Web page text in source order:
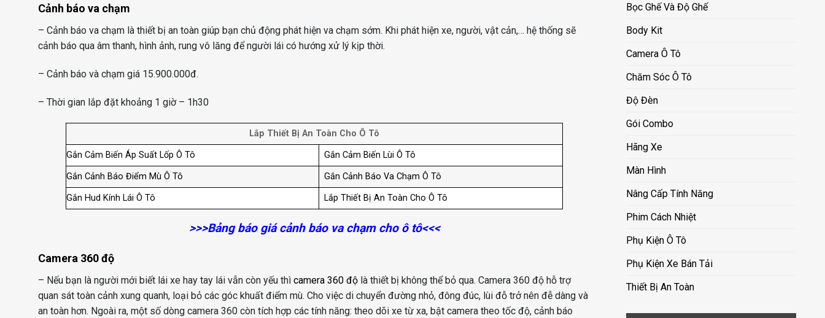
Cảnh báo va chạm
– Cảnh báo va chạm là thiết bị an toàn giúp bạn chủ động phát hiện va chạm sớm. Khi phát hiện xe, người, vật cản,… hệ thống sẽ
cảnh báo qua âm thanh, hình ảnh, rung vô lăng để người lái có hướng xử lý kịp thời.
– Cảnh báo và chạm giá 15.900.000đ.
– Thời gian lắp đặt khoảng 1 giờ – 1h30
Lắp Thiết Bị An Toàn Cho Ô Tô
Gắn Cảm Biến Áp Suất Lốp Ô Tô Gắn Cảm Biến Lùi Ô Tô
Gắn Cảnh Báo Điểm Mù Ô Tô Gắn Cảnh Báo Va Chạm Ô Tô
Gắn Hud Kính Lái Ô Tô Lắp Thiết Bị An Toàn Cho Ô Tô
>>>Bảng báo giá cảnh báo va chạm cho ô tô<<<
Camera 360 độ
– Nếu bạn là người mới biết lái xe hay tay lái vẫn còn yếu thì camera 360 độ là thiết bị không thể bỏ qua. Camera 360 độ hỗ trợ
quan sát toàn cảnh xung quanh, loại bỏ các góc khuất điểm mù. Cho việc di chuyển đường nhỏ, đông đúc, lùi đỗ trở nên đễ dàng và
an toàn hơn. Ngoài ra, một số dòng camera 360 còn tích hợp các tính năng: theo dõi xe từ xa, bật camera theo tốc độ, cảnh báo
Bọc Ghế Và Độ Ghế
Body Kit
Camera Ô Tô
Chăm Sóc Ô Tô
Độ Đèn
Gói Combo
Hãng Xe
Màn Hình
Nâng Cấp Tính Năng
Phim Cách Nhiệt
Phụ Kiện Ô Tô
Phụ Kiện Xe Bán Tải
Thiết Bị An Toàn